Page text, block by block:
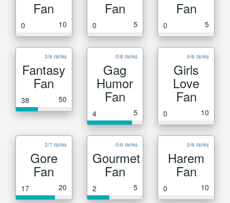
Fan
0 10
Fan
0 5
Fan
0 5
3/6 ranks
Fantasy
Fan
38 50
0/8 ranks
Gag
Humor
Fan
4 5
0/6 ranks
Girls
Love
Fan
0 10
2/7 ranks
Gore
Fan
17 20
0/6 ranks
Gourmet
Fan
2 5
0/6 ranks
Harem
Fan
0 10